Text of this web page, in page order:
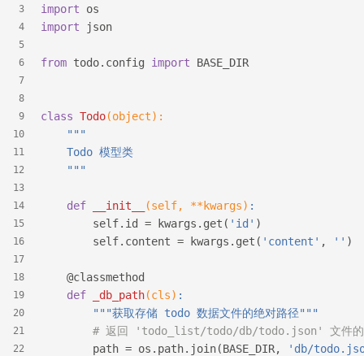
3
4
5
6
7
8
9
10
11
12
13
14
15
16
17
18
19
20
21
22
import os
import json
from todo.config import BASE_DIR
class Todo(object) :
"""
    Todo 模型类
    """
def __init__ (self, **kwargs) :
        self.id = kwargs.get(
'id' )
        self.content = kwargs.get(
'content' , '' )
    @classmethod
def
_db_path(cls) :
"""获取存储 todo 数据文件的绝对路径"""
# 返回 'todo_list/todo/db/todo.json' 文件的
        path = os.path.join(BASE_DIR,
'db/